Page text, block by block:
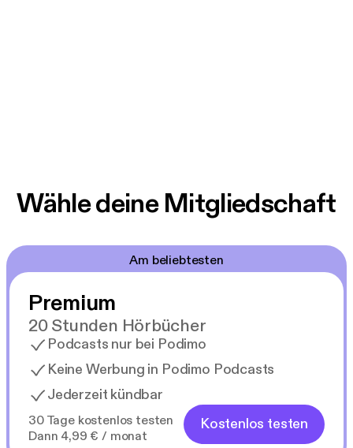
Wähle deine Mitgliedschaft
Am beliebtesten
Premium
20 Stunden Hörbücher
Podcasts nur bei Podimo
Keine Werbung in Podimo Podcasts
Jederzeit kündbar
30 Tage kostenlos testen
Dann 4,99 € / monat
Kostenlos testen